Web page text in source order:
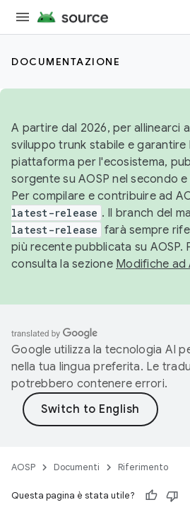
DOCUMENTAZIONE
A partire dal 2026, per allinearci
sviluppo trunk stabile e garantire
piattaforma per l'ecosistema,
sorgente su AOSP nel secondo
Per compilare e contribuire ad
latest-release . Il branch del
latest-release farà sempre
più recente pubblicata su AOSP.
consulta la sezione Modifiche ad
Google utilizza la tecnologia AI
nella tua lingua preferita. Le
potrebbero contenere errori.
AOSP Documenti Riferimento
Questa pagina è stata utile?